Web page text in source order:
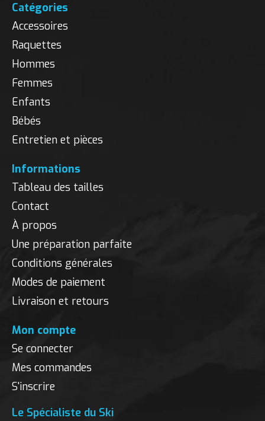
Catégories
Accessoires
Raquettes
Hommes
Femmes
Enfants
Bébés
Entretien et pièces
Informations
Tableau des tailles
Contact
À propos
Une préparation parfaite
Conditions générales
Modes de paiement
Livraison et retours
Mon compte
Se connecter
Mes commandes
S'inscrire
Le Spécialiste du Ski